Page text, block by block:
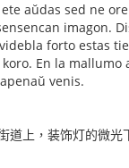
aŭdas sed ne
imagon.
forto estas
En la
venis.
道上，装饰灯的微